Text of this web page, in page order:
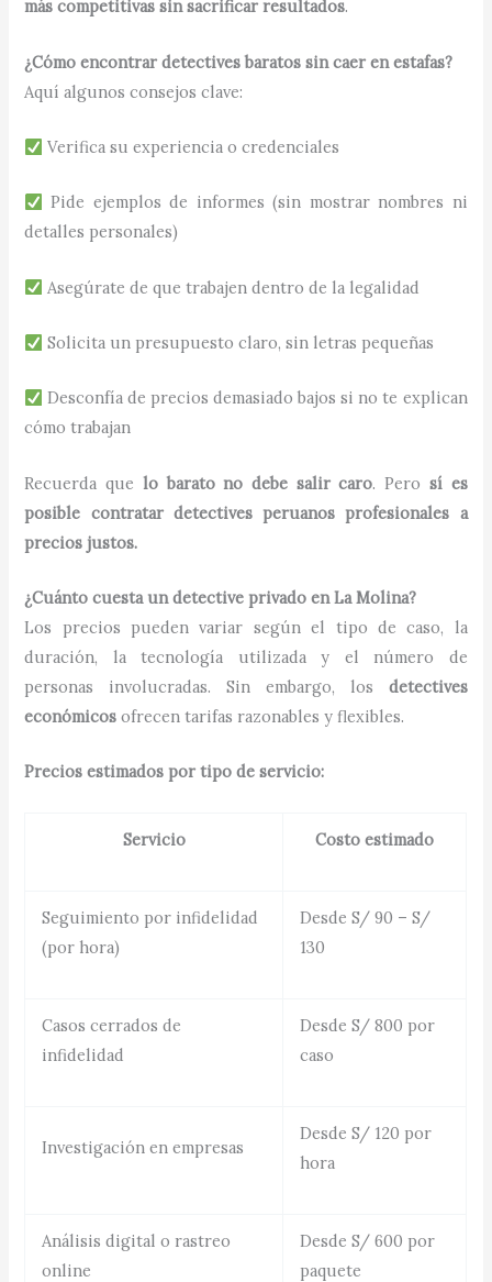
más competitivas sin sacrificar resultados.
¿Cómo encontrar detectives baratos sin caer en estafas?
Aquí algunos consejos clave:
Verifica su experiencia o credenciales
Pide ejemplos de informes (sin mostrar nombres ni
detalles personales)
Asegúrate de que trabajen dentro de la legalidad
Solicita un presupuesto claro, sin letras pequeñas
Desconfía de precios demasiado bajos si no te explican
cómo trabajan
Recuerda que lo barato no debe salir caro. Pero sí es
posible contratar detectives peruanos profesionales a
precios justos.
¿Cuánto cuesta un detective privado en La Molina?
Los precios pueden variar según el tipo de caso, la
duración, la tecnología utilizada y el número de
personas involucradas. Sin embargo, los detectives
económicos ofrecen tarifas razonables y flexibles.
Precios estimados por tipo de servicio:
Servicio Costo estimado
Seguimiento por infidelidad
(por hora)
Desde S/ 90 – S/
130
Casos cerrados de
infidelidad
Desde S/ 800 por
caso
Investigación en empresas
Desde S/ 120 por
hora
Análisis digital o rastreo
online
Desde S/ 600 por
paquete